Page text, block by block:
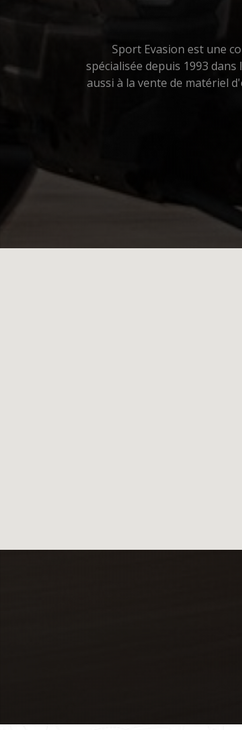
Sport Evasion est une
spécialisée depuis 1993 dans
aussi à la vente de matériel